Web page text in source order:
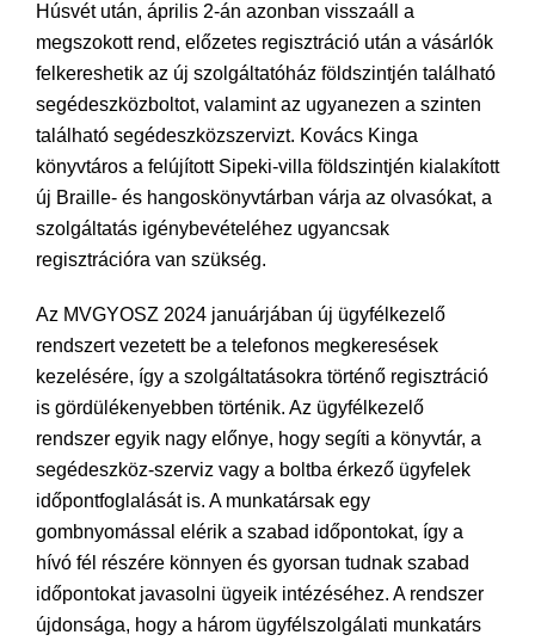
Húsvét után, április 2-án azonban visszaáll a
megszokott rend, előzetes regisztráció után a vásárlók
felkereshetik az új szolgáltatóház földszintjén található
segédeszközboltot, valamint az ugyanezen a szinten
található segédeszközszervizt. Kovács Kinga
könyvtáros a felújított Sipeki-villa földszintjén kialakított
új Braille- és hangoskönyvtárban várja az olvasókat, a
szolgáltatás igénybevételéhez ugyancsak
regisztrációra van szükség.
Az MVGYOSZ 2024 januárjában új ügyfélkezelő
rendszert vezetett be a telefonos megkeresések
kezelésére, így a szolgáltatásokra történő regisztráció
is gördülékenyebben történik. Az ügyfélkezelő
rendszer egyik nagy előnye, hogy segíti a könyvtár, a
segédeszköz-szerviz vagy a boltba érkező ügyfelek
időpontfoglalását is. A munkatársak egy
gombnyomással elérik a szabad időpontokat, így a
hívó fél részére könnyen és gyorsan tudnak szabad
időpontokat javasolni ügyeik intézéséhez. A rendszer
újdonsága, hogy a három ügyfélszolgálati munkatárs